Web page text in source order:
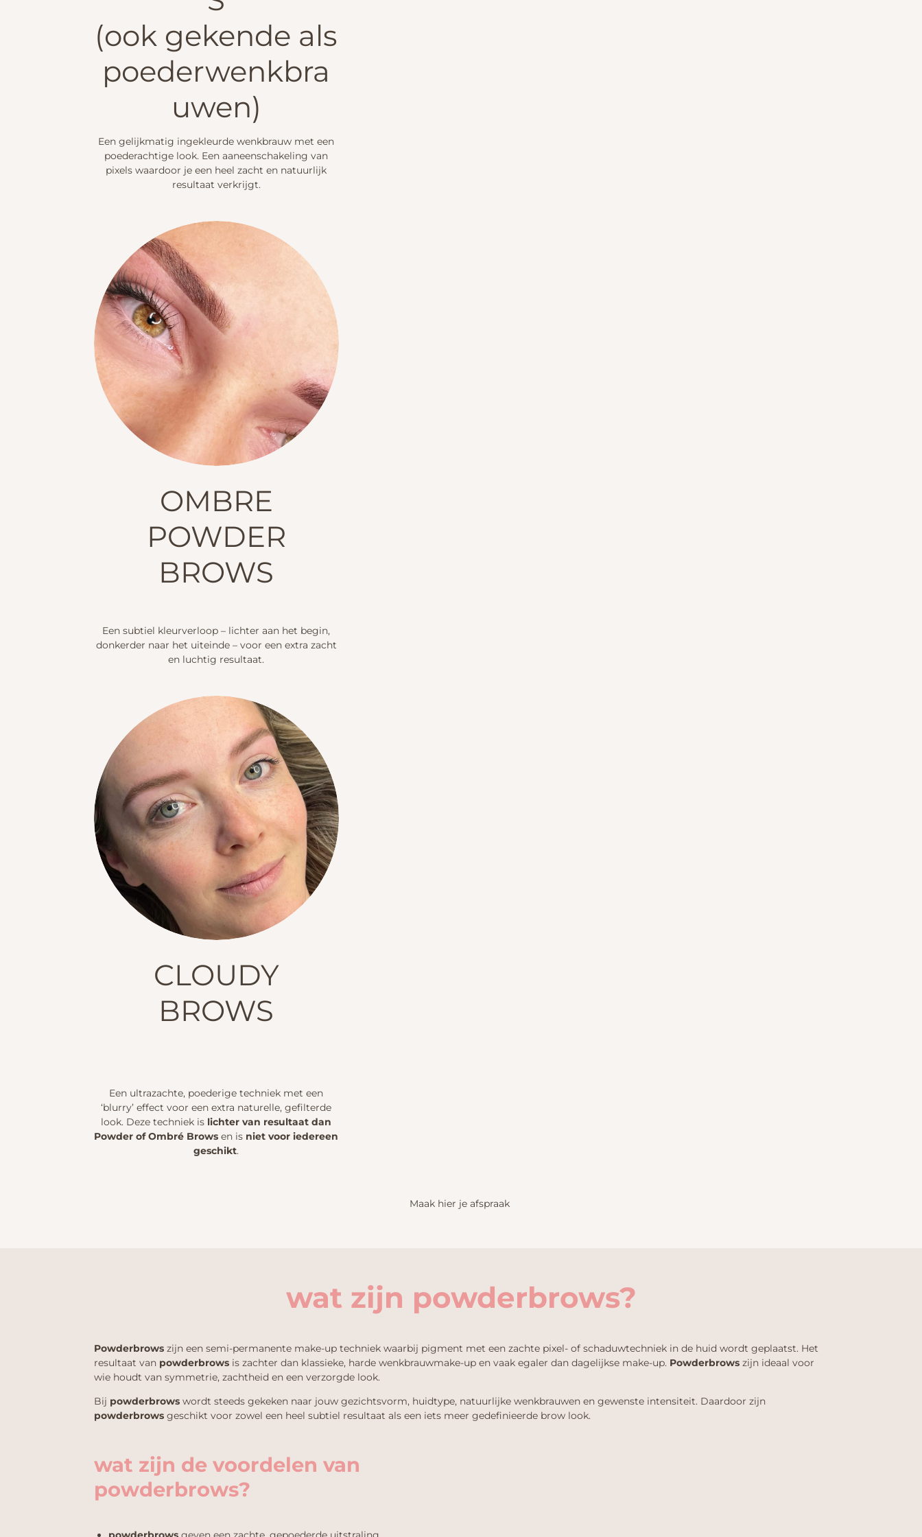
(ook gekende als
poederwenkbra
uwen)
Een gelijkmatig ingekleurde wenkbrauw met een
poederachtige look. Een aaneenschakeling van
pixels waardoor je een heel zacht en natuurlijk
resultaat verkrijgt.
OMBRE
POWDER
BROWS
Een subtiel kleurverloop – lichter aan het begin,
donkerder naar het uiteinde – voor een extra zacht
en luchtig resultaat.
CLOUDY
BROWS
Een ultrazachte, poederige techniek met een
‘blurry’ effect voor een extra naturelle, gefilterde
look. Deze techniek is lichter van resultaat dan
Powder of Ombré Brows en is niet voor iedereen
geschikt.
Maak hier je afspraak
wat zijn powderbrows?
Powderbrows zijn een semi-permanente make-up techniek waarbij pigment met een zachte pixel- of schaduwtechniek in de huid wordt geplaatst. Het
resultaat van powderbrows is zachter dan klassieke, harde wenkbrauwmake-up en vaak egaler dan dagelijkse make-up. Powderbrows zijn ideaal voor
wie houdt van symmetrie, zachtheid en een verzorgde look.
Bij powderbrows wordt steeds gekeken naar jouw gezichtsvorm, huidtype, natuurlijke wenkbrauwen en gewenste intensiteit. Daardoor zijn
powderbrows geschikt voor zowel een heel subtiel resultaat als een iets meer gedefinieerde brow look.
wat zijn de voordelen van
powderbrows?